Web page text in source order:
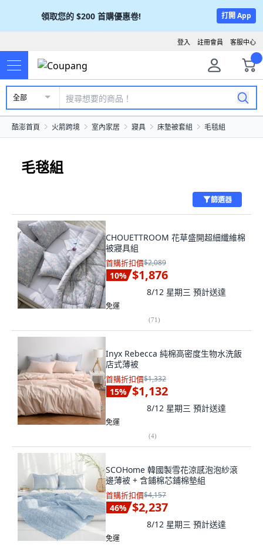
領取您的 $200 首購優惠卷! 打開 App
客服中心
註冊會員
登入
全部
酷澎首頁 火箭跨境 室內家居 寢具 床墊被套組 毛毯組
毛毯組
篩選器
CHOUETTROOM 花草盛開超細纖維棉
被寢具組
首購折扣價$2,089
10% $1,876
8/12 星期三 預計送達
免運
(71)
Inyx Rebecca 純棉高密度生物水洗飯
店式薄被
首購折扣價$1,332
15% $1,132
8/12 星期三 預計送達
免運
(4)
SCOHome 韓國製雪花涼感泡泡紗滾
邊薄被 + 含鋪棉芯鋪棉墊組
首購折扣價$4,157
46% $2,237
8/12 星期三 預計送達
免運